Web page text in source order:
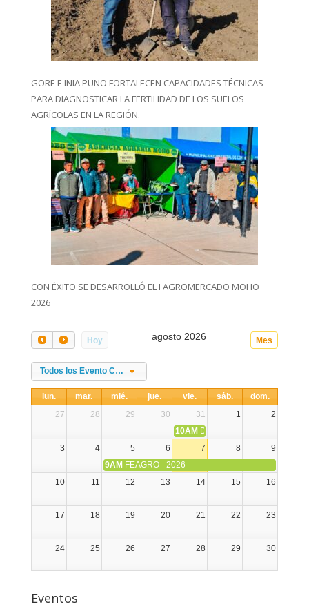
GORE E INIA PUNO FORTALECEN CAPACIDADES TÉCNICAS
PARA DIAGNOSTICAR LA FERTILIDAD DE LOS SUELOS
AGRÍCOLAS EN LA REGIÓN.
CON ÉXITO SE DESARROLLÓ EL I AGROMERCADO MOHO
2026
Hoy Mes
agosto 2026
Todos los Evento Categories
lun. mar. mié. jue. vie. sáb.
dom.
27
28 29 30 31 1
2
10AM DIA NACIONAL DE LA
3
4 5 6 7 8
9
9AM FEAGRO - 2026
10
11 12 13 14 15 16
17 18 19 20 21 22 23
24 25 26 27 28 29 30
Eventos